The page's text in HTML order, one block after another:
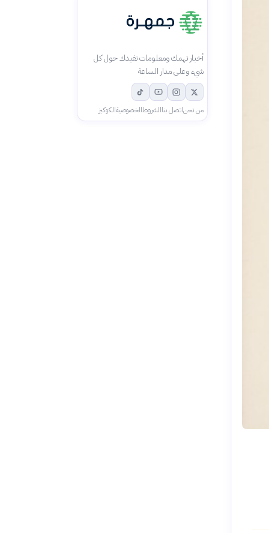
أخبار تهمك ومعلومات تفيدك حول كل
شيء وعلى مدار الساعة
من نحناتصل بناالشروطالخصوصيةالكوكيز